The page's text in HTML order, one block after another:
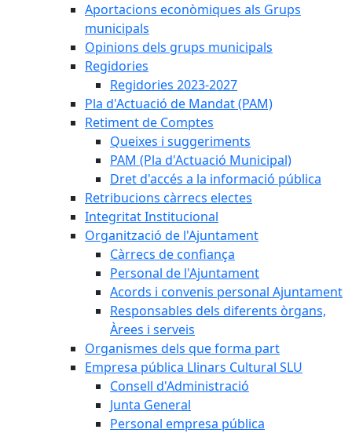
Aportacions econòmiques als Grups
municipals
Opinions dels grups municipals
Regidories
Regidories 2023-2027
Pla d'Actuació de Mandat (PAM)
Retiment de Comptes
Queixes i suggeriments
PAM (Pla d'Actuació Municipal)
Dret d'accés a la informació pública
Retribucions càrrecs electes
Integritat Institucional
Organització de l'Ajuntament
Càrrecs de confiança
Personal de l'Ajuntament
Acords i convenis personal Ajuntament
Responsables dels diferents òrgans,
Àrees i serveis
Organismes dels que forma part
Empresa pública Llinars Cultural SLU
Consell d'Administració
Junta General
Personal empresa pública